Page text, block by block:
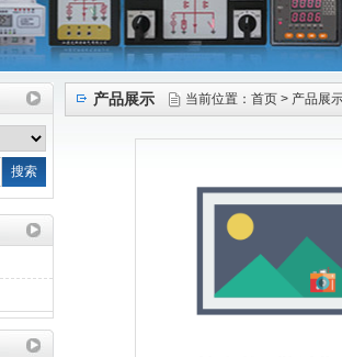
产品展示 当前位置： 首页 > 产品展